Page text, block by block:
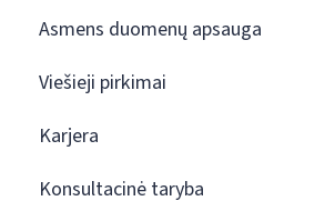
Asmens duomenų apsauga
Viešieji pirkimai
Karjera
Konsultacinė taryba